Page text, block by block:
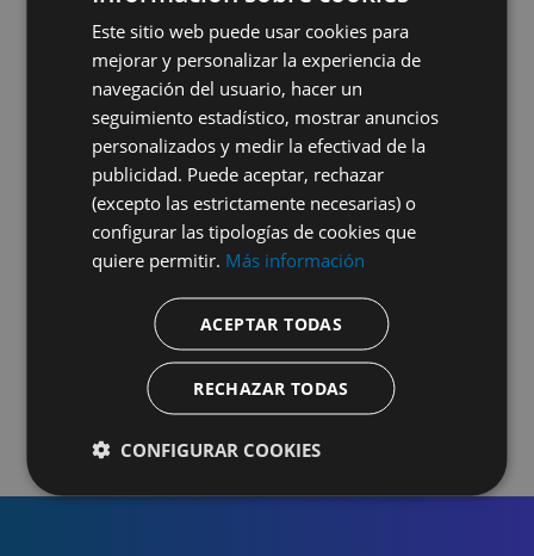
funcione perfectamente.
Establece servicios, productos, bonos,
horarios, … y gestiona tus proveedores,
genera tus pedidos y controla el estado
de los mismos y gestiona el stock
fácilmente.
Prueba gratis
Este sitio web puede usar cookies para
mejorar y personalizar la experiencia de
navegación del usuario, hacer un
seguimiento estadístico, mostrar anuncios
personalizados y medir la efectivad de la
publicidad. Puede aceptar, rechazar
(excepto las estrictamente necesarias) o
configurar las tipologías de cookies que
quiere permitir. Más información
ACEPTAR TODAS
RECHAZAR TODAS
CONFIGURAR COOKIES